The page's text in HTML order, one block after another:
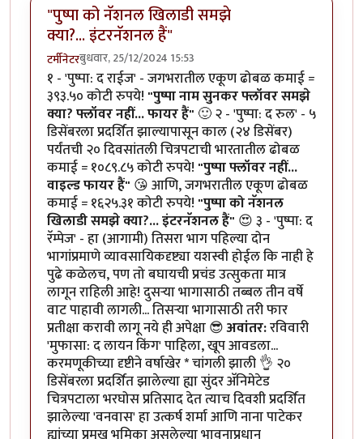
"पुष्पा को नॅशनल खिलाडी समझे
क्या?... इंटरनॅशनल हैं"
टर्मीनेटरबुधवार, 25/12/2024 15:53
१ - 'पुष्पा: द राईज' - जगभरातील एकूण ढोबळ कमाई =
३९३.५० कोटी रुपये! "पुष्पा नाम सुनकर फ्लॉवर समझे
क्या? फ्लॉवर नहीं... फायर हैं" 🙂 २ - 'पुष्पा: द रुल' - ५
डिसेंबरला प्रदर्शित झाल्यापासून काल (२४ डिसेंबर)
पर्यंतची २० दिवसांतली चित्रपटाची भारतातील ढोबळ
कमाई = १०८९.८५ कोटी रुपये! "पुष्पा फ्लॉवर नहीं...
वाइल्ड फायर हैं" 😘 आणि, जगभरातील एकूण ढोबळ
कमाई = १६२५.३१ कोटी रुपये! "पुष्पा को नॅशनल
खिलाडी समझे क्या?... इंटरनॅशनल हैं" 😍 ३ - 'पुष्पा: द
रॅम्पेज' - हा (आगामी) तिसरा भाग पहिल्या दोन
भागांप्रमाणे व्यावसायिकदृष्ट्या यशस्वी होईल कि नाही हे
पुढे कळेलच, पण तो बघायची प्रचंड उत्सुकता मात्र
लागून राहिली आहे! दुसऱ्या भागासाठी तब्बल तीन वर्षे
वाट पाहावी लागली... तिसऱ्या भागासाठी तरी फार
प्रतीक्षा करावी लागू नये ही अपेक्षा 😎अवांतर:रविवारी
'मुफासा: द लायन किंग' पाहिला, खूप आवडला...
करमणूकीच्या दृष्टीने वर्षाखेर*चांगली झाली 👌 २०
डिसेंबरला प्रदर्शित झालेल्या ह्या सुंदर अ‍ॅनिमेटेड
चित्रपटाला भरघोस प्रतिसाद देत त्याच दिवशी प्रदर्शित
झालेल्या 'वनवास' हा उत्कर्ष शर्मा आणि नाना पाटेकर